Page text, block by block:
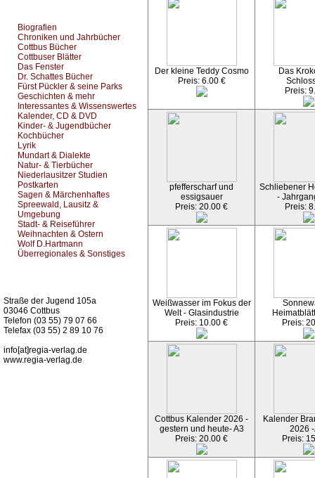
Biografien
Chroniken und Jahrbücher
Cottbus Bücher
Cottbuser Blätter
Das Fenster
Dr. Schattes Bücher
Fürst Pückler & seine Parks
Geschichten & mehr
Interessantes & Wissenswertes
Kalender, CD & DVD
Kinder- & Jugendbücher
Kochbücher
Lyrik
Mundart & Dialekte
Natur- & Tierbücher
Niederlausitzer Studien
Postkarten
Sagen & Märchenhaftes
Spreewald, Lausitz &
Umgebung
Stadt- & Reiseführer
Weihnachten & Ostern
Wolf D.Hartmann
Überregionales & Sonstiges
Straße der Jugend 105a
03046 Cottbus
Telefon (03 55) 79 07 66
Telefax (03 55) 2 89 10 76
info[at]regia-verlag.de
www.regia-verlag.de
Der kleine Teddy Cosmo
Preis: 6.00 €
Das
Preis:
pfefferscharf und
essigsauer
Preis: 20.00 €
Schliebener
-
Preis:
Weißwasser im Fokus der
Welt - Glasindustrie
Preis: 10.00 €
Preis:
Cottbus Kalender 2026 -
gestern und heute- A3
Preis: 20.00 €
Kalender
2026
Preis: